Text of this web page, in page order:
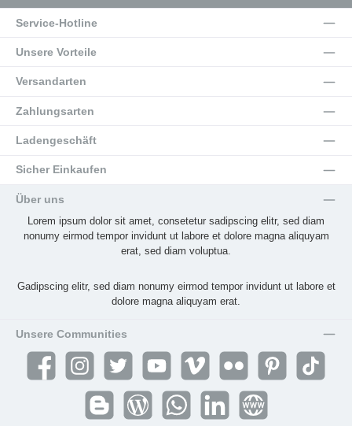
Service-Hotline
Unsere Vorteile
Versandarten
Zahlungsarten
Ladengeschäft
Sicher Einkaufen
Über uns
Lorem ipsum dolor sit amet, consetetur sadipscing elitr, sed diam
nonumy eirmod tempor invidunt ut labore et dolore magna aliquyam
erat, sed diam voluptua.
Gadipscing elitr, sed diam nonumy eirmod tempor invidunt ut labore et
dolore magna aliquyam erat.
Unsere Communities
Facebook Instagram Twitter YouTube Vimeo Flickr Pinterest TikTok
Blogger Blog WhatsApp Website